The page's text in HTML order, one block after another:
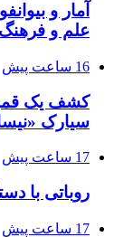
آمار و
علم و
16 ساعت پیش
کشف یک قمر
سیارک
17 ساعت پیش
روباتی با
17 ساعت پیش